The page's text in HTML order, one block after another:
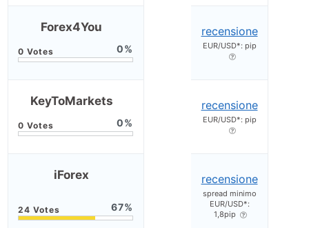
Forex4You
0
recensione
EUR/USD*: pip
KeyToMarkets
0
recensione
EUR/USD*: pip
iForex
67
recensione
spread minimo
EUR/USD*:
1,8pip